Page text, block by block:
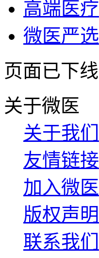
高端医疗
微医严选
页面已下线
关于微医
关于我们
友情链接
加入微医
版权声明
联系我们